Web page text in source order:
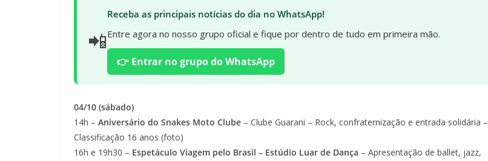
📲
Receba as principais notícias do dia no WhatsApp!
Entre agora no nosso grupo oficial e fique por dentro de tudo em primeira mão.
👉 Entrar no grupo do WhatsApp
04/10 (sábado)
14h – Aniversário do Snakes Moto Clube – Clube Guarani – Rock, confraternização e entrada solidária –
Classificação 16 anos (foto)
16h e 19h30 – Espetáculo Viagem pelo Brasil – Estúdio Luar de Dança – Apresentação de ballet, jazz,